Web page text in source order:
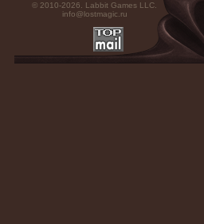
© 2010-2026. Labbit Games LLC.
info@lostmagic.ru